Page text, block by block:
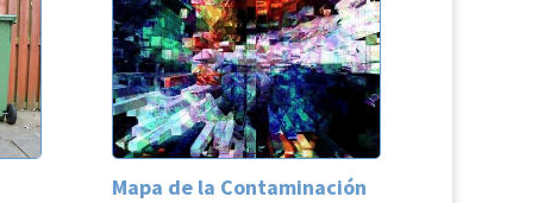
Mapa de la Contaminación